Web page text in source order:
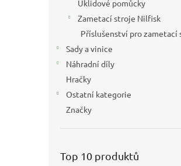
Úklidové pomůcky
Zametací stroje Nilfisk
Příslušenství pro zametací
Sady a vinice
Náhradní díly
Hračky
Ostatní kategorie
Značky
Top 10 produktů